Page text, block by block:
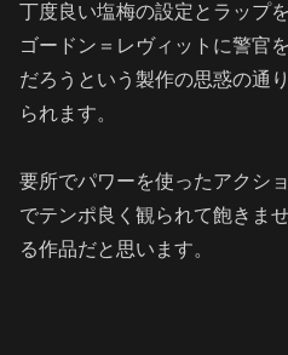
丁度良い塩梅の設定とラップ
ゴードン＝レヴィットに警官
だろうという製作の思惑の通
られます。
要所でパワーを使ったアクシ
でテンポ良く観られて飽きま
る作品だと思います。